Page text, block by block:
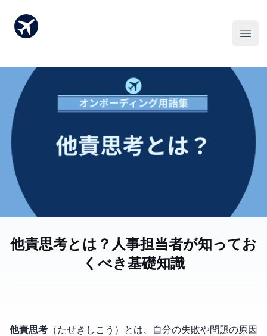
他責思考とは？人事担当者が知ってお
くべき基礎知識
他責思考 （たせきしこう）とは、自分の失敗や問題の原因